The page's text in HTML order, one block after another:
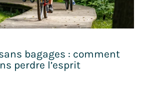
bagages : comment
perdre l’esprit